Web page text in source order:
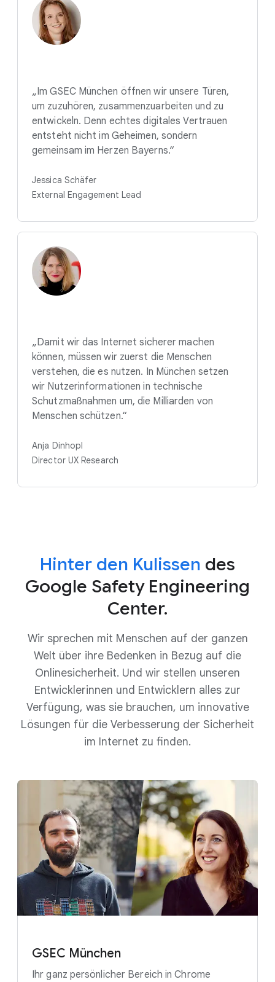
„Im GSEC München öffnen wir unsere Türen,
um zuzuhören, zusammenzuarbeiten und zu
entwickeln. Denn echtes digitales Vertrauen
entsteht nicht im Geheimen, sondern
gemeinsam im Herzen Bayerns.“
Jessica Schäfer
External Engagement Lead
„Damit wir das Internet sicherer machen
können, müssen wir zuerst die Menschen
verstehen, die es nutzen. In München setzen
wir Nutzerinformationen in technische
Schutzmaßnahmen um, die Milliarden von
Menschen schützen.“
Anja Dinhopl
Director UX Research
Hinter den Kulissen des
Google Safety Engineering
Center.
Wir sprechen mit Menschen auf der ganzen
Welt über ihre Bedenken in Bezug auf die
Onlinesicherheit. Und wir stellen unseren
Entwicklerinnen und Entwicklern alles zur
Verfügung, was sie brauchen, um innovative
Lösungen für die Verbesserung der Sicherheit
im Internet zu finden.
GSEC München
Ihr ganz persönlicher Bereich in Chrome